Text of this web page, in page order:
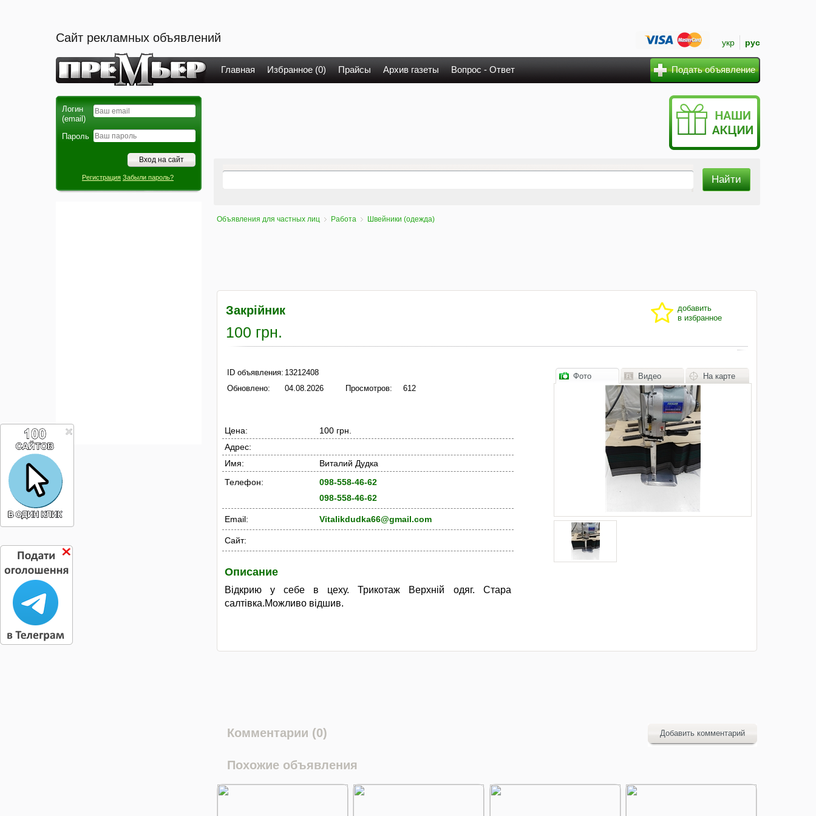
Сайт рекламных объявлений укр рус
Главная Избранное (0) Прайсы Архив газеты Вопрос - Ответ Подать объявление
Логин
(email)
Пароль
Регистрация Забыли пароль?
Объявления для частных лиц Работа Швейники (одежда)
Закрійник
добавить
в избранное
100 грн.
ID объявления: 13212408
Обновлено:
04.08.2026 Просмотров: 612
Цена:
100 грн.
Адрес:
Имя:
Виталий Дудка
Телефон:
098-558-46-62
098-558-46-62
Email: Vitalikdudka66@gmail.com
Сайт:
Описание
Відкрию у себе в цеху. Трикотаж Верхній одяг. Стара
салтівка.Можливо відшив.
Фото Видео На карте
Комментарии (0) Добавить комментарий
Похожие объявления